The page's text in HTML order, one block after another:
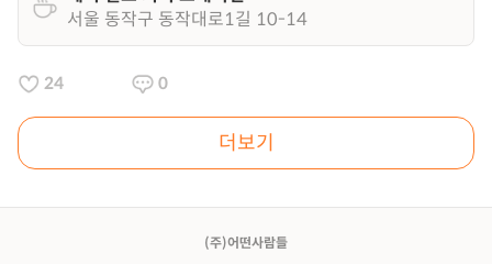
서울 동작구 동작대로1길 10-14
24 0
더보기
(주)어떤사람들